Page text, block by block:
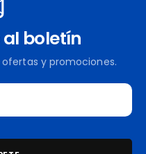
boletín
y promociones.